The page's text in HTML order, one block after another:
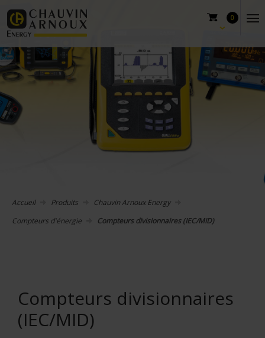
0
Accueil Produits
Chauvin Arnoux Energy
Compteurs d'énergie
Compteurs divisionnaires (IEC/MID)
Compteurs divisionnaires
(IEC/MID)